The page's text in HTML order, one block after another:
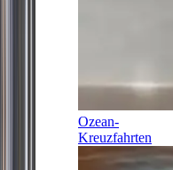
Ozean-
Kreuzfahrten